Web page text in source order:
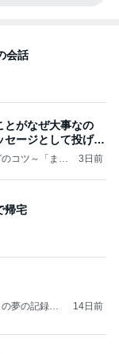
会話
とがなぜ大事なの
セージとして投げる
コツ～「まと
3日前
帰宅
夢の記録
14日前